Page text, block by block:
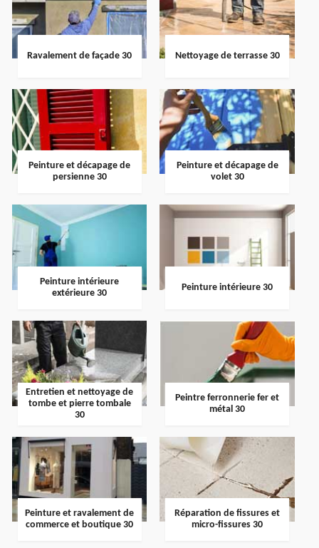
Ravalement de façade 30 Nettoyage de terrasse 30
Peinture et décapage de
persienne 30
Peinture et décapage de
volet 30
Peinture intérieure
extérieure 30
Peinture intérieure 30
Entretien et nettoyage de
tombe et pierre tombale
30
Peintre ferronnerie fer et
métal 30
Peinture et ravalement de
commerce et boutique 30
Réparation de fissures et
micro-fissures 30